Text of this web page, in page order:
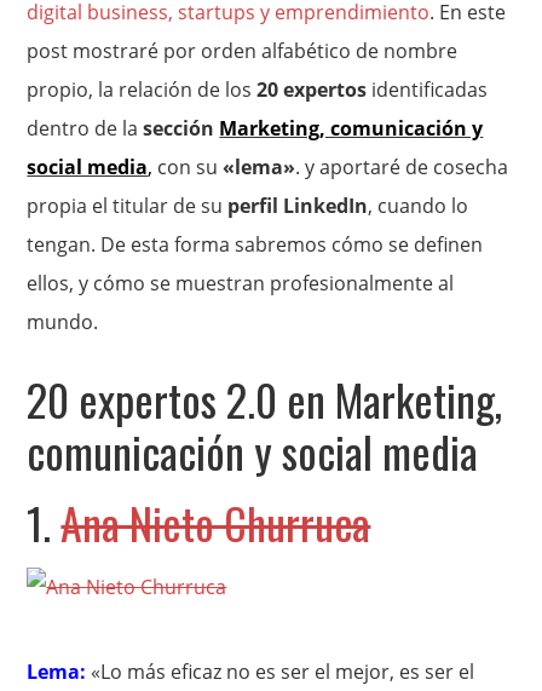
digital business, startups y emprendimiento. En este
post mostraré por orden alfabético de nombre
propio, la relación de los20 expertos identificadas
dentro de lasección Marketing, comunicación y
social media, con su«lema». y aportaré de cosecha
propia el titular de su perfil LinkedIn, cuando lo
tengan. De esta forma sabremos cómo se definen
ellos, y cómo se muestran profesionalmente al
mundo.
20 expertos 2.0 en Marketing,
comunicación y social media
1.Ana Nieto Churruca
Lema: «Lo más eficaz no es ser el mejor, es ser el